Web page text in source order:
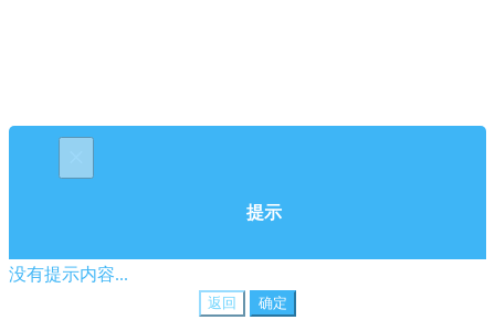
提示
没有提示内容...
返回 确定